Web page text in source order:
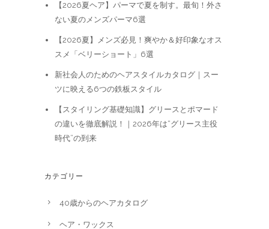
【2026夏ヘア】パーマで夏を制す。最旬！外さ
ない夏のメンズパーマ6選
【2026夏】メンズ必見！爽やか＆好印象なオス
スメ「ベリーショート」6選
新社会人のためのヘアスタイルカタログ｜スー
ツに映える6つの鉄板スタイル
【スタイリング基礎知識】グリースとポマード
の違いを徹底解説！｜2026年は“グリース主役
時代”の到来
カテゴリー
40歳からのヘアカタログ
ヘア・ワックス